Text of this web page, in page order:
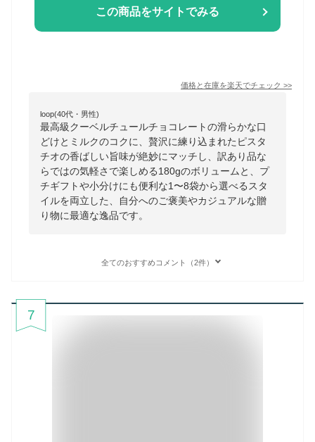
この商品をサイトでみる
価格と在庫を楽天でチェック >>
loop(40代・男性)
最高級クーベルチュールチョコレートの滑らかな口
どけとミルクのコクに、贅沢に練り込まれたピスタ
チオの香ばしい旨味が絶妙にマッチし、訳あり品な
らではの気軽さで楽しめる180gのボリュームと、プ
チギフトや小分けにも便利な1〜8袋から選べるスタ
イルを両立した、自分へのご褒美やカジュアルな贈
り物に最適な逸品です。
全てのおすすめコメント（2件）
7